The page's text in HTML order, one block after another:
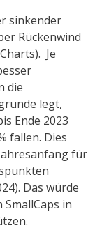
sinkender
Rückenwind
Je
die
legt,
Ende 2023
fallen. Dies
für
Das würde
in